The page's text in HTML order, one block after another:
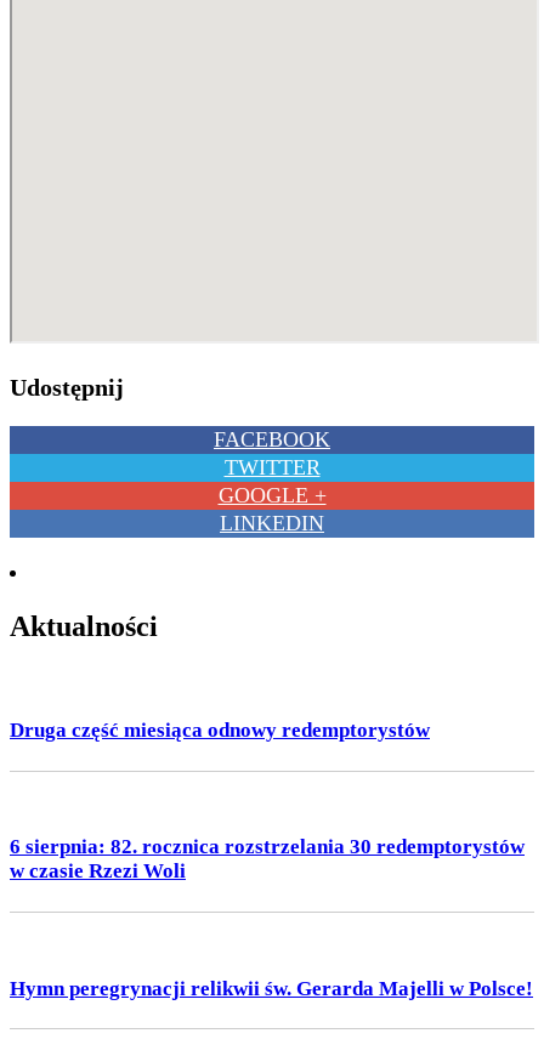
Udostępnij
FACEBOOK
TWITTER
GOOGLE +
LINKEDIN
Aktualności
Druga część miesiąca odnowy redemptorystów
6 sierpnia: 82. rocznica rozstrzelania 30 redemptorystów
w czasie Rzezi Woli
Hymn peregrynacji relikwii św. Gerarda Majelli w Polsce!